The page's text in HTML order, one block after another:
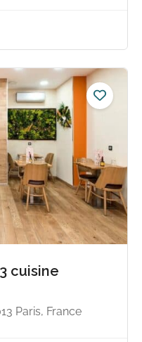
cuisine
Paris, France